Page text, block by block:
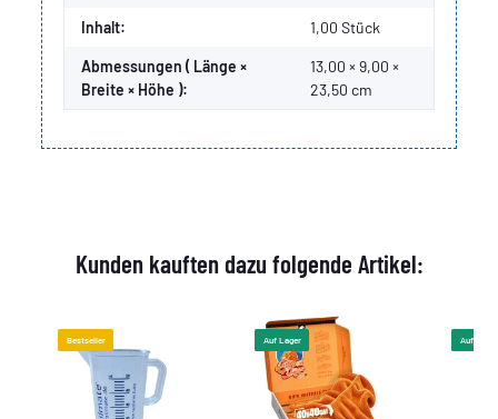
Inhalt: 1,00 Stück
Abmessungen ( Länge ×
Breite × Höhe ):
13,00 × 9,00 ×
23,50 cm
Kunden kauften dazu folgende Artikel:
Bestseller Auf Lager Auf Lager